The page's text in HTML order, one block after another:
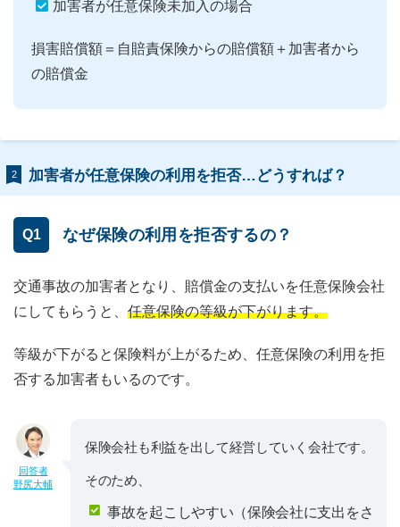
加害者が任意保険未加入の場合
損害賠償額＝自賠責保険からの賠償額＋加害者から
の賠償金
2 加害者が任意保険の利用を拒否…どうすれば？
Q1 なぜ保険の利用を拒否するの？
交通事故の加害者となり、賠償金の支払いを任意保険会社
にしてもらうと、 任意保険の等級が下がります。
等級が下がると保険料が上がるため、任意保険の利用を拒
否する加害者もいるのです。
回答者
野尻大輔
保険会社も利益を出して経営していく会社です。
そのため、
事故を起こしやすい（保険会社に支出をさ